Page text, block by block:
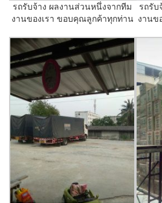
รถรับจ้าง ผลงานส่วนหนึ่งจากทีม
งานของเรา ขอบคุณลูกค้าทุกท่าน
รถรับ
งานข